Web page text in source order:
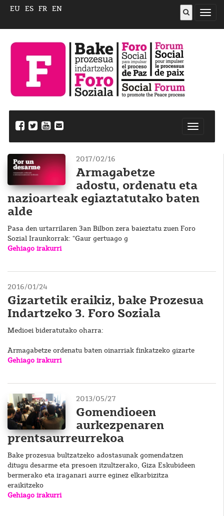
ireki
EU ES FR EN
2017/02/16
Armagabetze
adostu, ordenatu eta
nazioarteak egiaztatutako baten
alde
Pasa den urtarrilaren 3an Bilbon zera baieztatu zuen Foro
Sozial Iraunkorrak: “Gaur gertuago g
Gehiago irakurri
2016/01/24
Gizartetik eraikiz, bake Prozesua
Indartzeko 3. Foro Soziala
Medioei bideratutako oharra:
Armagabetze ordenatu baten oinarriak finkatzeko gizarte
Gehiago irakurri
2013/05/27
Gomendioeen
aurkezpenaren
prentsaurreurrekoa
Bake prozesua bultzatzeko adostasunak gomendatzen
ditugu desarme eta presoen itzultzerako, Giza Eskubideen
bermerako eta iraganari aurre eginez elkarbizitza
eraikitzeko
Gehiago irakurri